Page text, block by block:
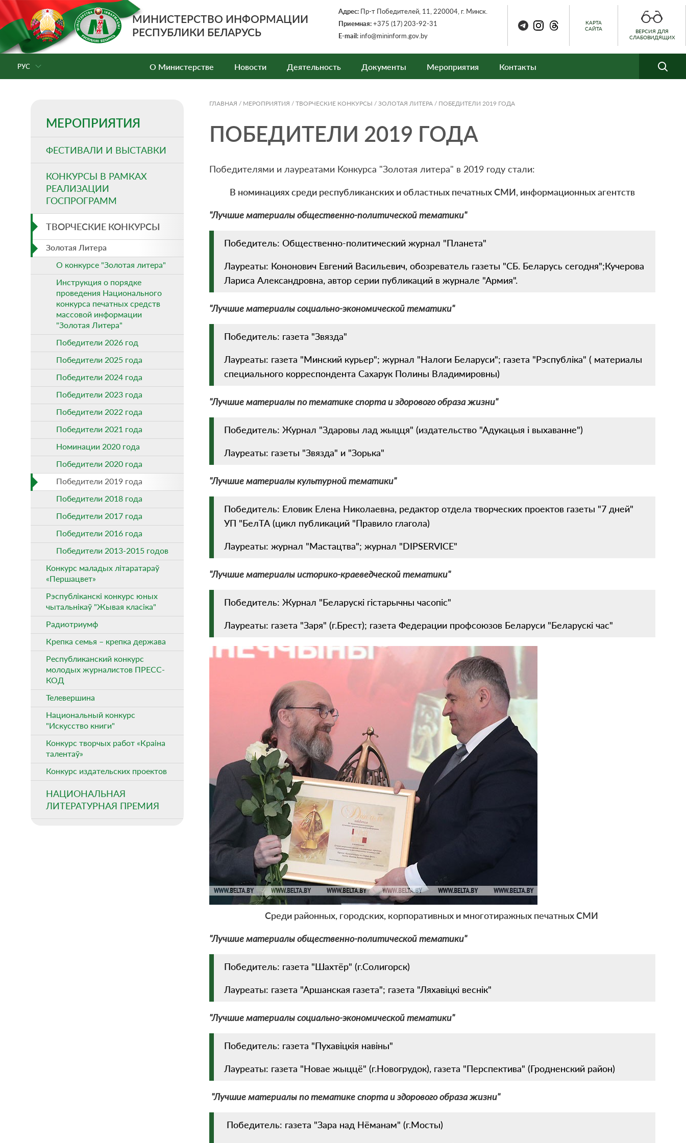
МИНИСТЕРСТВО ИНФОРМАЦИИ
РЕСПУБЛИКИ БЕЛАРУСЬ
Адрес: Пр-т Победителей, 11, 220004, г. Минск.
Приемная:+375 (17) 203-92-31
E-mail:info@mininform.gov.by
КАРТА
САЙТА
ВЕРСИЯ ДЛЯ
СЛАБОВИДЯЩИХ
РУС О Министерстве Новости Деятельность Документы Мероприятия Контакты
МЕРОПРИЯТИЯ
ФЕСТИВАЛИ И ВЫСТАВКИ
КОНКУРСЫ В РАМКАХ
РЕАЛИЗАЦИИ
ГОСПРОГРАММ
ТВОРЧЕСКИЕ КОНКУРСЫ
Золотая Литера
О конкурсе "Золотая литера"
Инструкция о порядке
проведения Национального
конкурса печатных средств
массовой информации
"Золотая Литера"
Победители 2026 год
Победители 2025 года
Победители 2024 года
Победители 2023 года
Победители 2022 года
Победители 2021 года
Номинации 2020 года
Победители 2020 года
Победители 2019 года
Победители 2018 года
Победители 2017 года
Победители 2016 года
Победители 2013-2015 годов
Конкурс маладых літаратараў
«Першацвет»
Рэспубліканскi конкурс юных
чытальнікаў "Жывая класіка"
Радиотриумф
Крепка семья – крепка держава
Республиканский конкурс
молодых журналистов ПРЕСС-
КОД
Телевершина
Национальный конкурс
"Искусство книги"
Конкурс творчых работ «Краіна
талентаў»
Конкурс издательских проектов
НАЦИОНАЛЬНАЯ
ЛИТЕРАТУРНАЯ ПРЕМИЯ
ГЛАВНАЯ / МЕРОПРИЯТИЯ / ТВОРЧЕСКИЕ КОНКУРСЫ / ЗОЛОТАЯ ЛИТЕРА / ПОБЕДИТЕЛИ 2019 ГОДА
ПОБЕДИТЕЛИ 2019 ГОДА
Победителями и лауреатами Конкурса "Золотая литера" в 2019 году стали:
В номинациях среди республиканских и областных печатных СМИ, информационных агентств
"Лучшие материалы общественно-политической тематики"
Победитель: Общественно-политический журнал "Планета"
Лауреаты: Кононович Евгений Васильевич, обозреватель газеты "СБ. Беларусь сегодня";Кучерова
Лариса Александровна, автор серии публикаций в журнале "Армия".
"Лучшие материалы социально-экономической тематики"
Победитель: газета "Звязда"
Лауреаты: газета "Минский курьер"; журнал "Налоги Беларуси"; газета "Рэспублiка" ( материалы
специального корреспондента Сахарук Полины Владимировны)
"Лучшие материалы по тематике спорта и здорового образа жизни"
Победитель: Журнал "Здаровы лад жыцця" (издательство "Адукацыя і выхаванне")
Лауреаты: газеты "Звязда" и "Зорька"
"Лучшие материалы культурной тематики"
Победитель: Еловик Елена Николаевна, редактор отдела творческих проектов газеты "7 дней"
УП "БелТА (цикл публикаций "Правило глагола)
Лауреаты: журнал "Мастацтва"; журнал "DIPSERVICE"
"Лучшие материалы историко-краеведческой тематики"
Победитель: Журнал "Беларускі гістарычны часопіс"
Лауреаты: газета "Заря" (г.Брест); газета Федерации профсоюзов Беларуси "Беларускі час"
Среди районных, городских, корпоративных и многотиражных печатных СМИ
"Лучшие материалы общественно-политической тематики"
Победитель: газета "Шахтёр" (г.Солигорск)
Лауреаты: газета "Аршанская газета"; газета "Ляхавіцкі веснік"
"Лучшие материалы социально-экономической тематики"
Победитель: газета "Пухавіцкія навіны"
Лауреаты: газета "Новае жыццё" (г.Новогрудок), газета "Перспектива" (Гродненский район)
"Лучшие материалы по тематике спорта и здорового образа жизни"
Победитель: газета "Зара над Нёманам" (г.Мосты)